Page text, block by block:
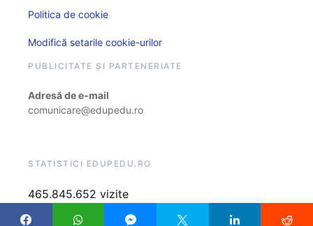
Politica de cookie
Modifică setarile cookie-urilor
PUBLICITATE ȘI PARTENERIATE
Adresă de e-mail
comunicare@edupedu.ro
STATISTICI EDUPEDU.RO
465.845.652 vizite